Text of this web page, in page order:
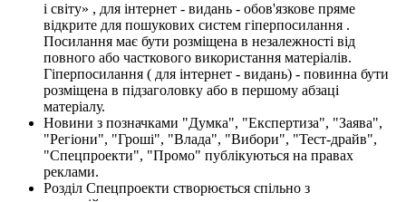
і світу» , для інтернет - видань - обов'язкове пряме
відкрите для пошукових систем гіперпосилання .
Посилання має бути розміщена в незалежності від
повного або часткового використання матеріалів.
Гіперпосилання ( для інтернет - видань) - повинна бути
розміщена в підзаголовку або в першому абзаці
матеріалу.
Новини з позначками "Думка", "Експертиза", "Заява",
"Регіони", "Гроші", "Влада", "Вибори", "Тест-драйв",
"Спецпроекти", "Промо" публікуються на правах
реклами.
Розділ Спецпроекти створюється спільно з